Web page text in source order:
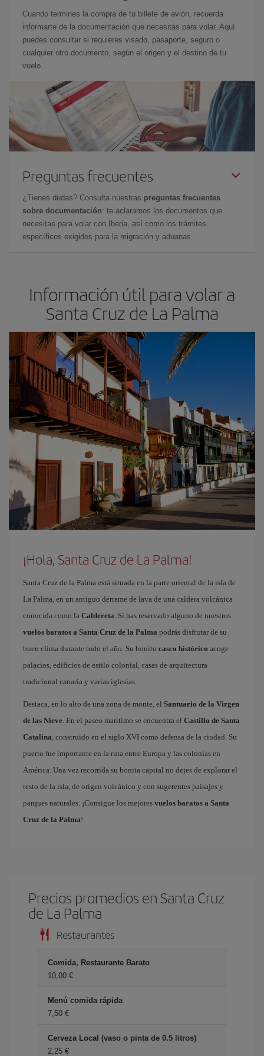
Cuando termines la compra de tu billete de avión, recuerda
informarte de la documentación que necesitas para volar. Aquí
puedes consultar si requieres visado, pasaporte, seguro o
cualquier otro documento, según el origen y el destino de tu
vuelo.
Preguntas frecuentes
¿Tienes dudas? Consulta nuestras preguntas frecuentes
sobre documentación: te aclaramos los documentos que
necesitas para volar con Iberia, así como los trámites
específicos exigidos para la migración y aduanas.
Información útil para volar a
Santa Cruz de La Palma
¡Hola, Santa Cruz de La Palma!
Santa Cruz de la Palma está situada en la parte oriental de la isla de
La Palma, en un antiguo derrame de lava de una caldera volcánica
conocida como la Caldereta. Si has reservado alguno de nuestros
vuelos baratos a Santa Cruz de la Palma podrás disfrutar de su
buen clima durante todo el año. Su bonito casco histórico acoge
palacios, edificios de estilo colonial, casas de arquitectura
tradicional canaria y varias iglesias.
Destaca, en lo alto de una zona de monte, el Santuario de la Virgen
de las Nieve. En el paseo marítimo se encuentra el Castillo de Santa
Catalina, construido en el siglo XVI como defensa de la ciudad. Su
puerto fue importante en la ruta entre Europa y las colonias en
América. Una vez recorrida su bonita capital no dejes de explorar el
resto de la isla, de origen volcánico y con sugerentes paisajes y
parques naturales. ¡Consigue los mejores vuelos baratos a Santa
Cruz de la Palma!
Precios promedios en Santa Cruz
de La Palma
Restaurantes
Comida, Restaurante Barato
10,00 €
Menú comida rápida
7,50 €
Cerveza Local (vaso o pinta de 0.5 litros)
2,25 €